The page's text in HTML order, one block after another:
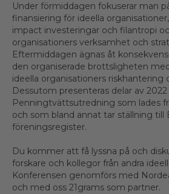
Under förmiddagen fokuserar man
finansiering för ideella
impact investeringar och filantropi
organisationers verksamhet och
Eftermiddagen ägnas åt
den organiserade brottsligheten
ideella organisationers riskhantering
Dessutom presenteras delar av 2022
Penningtvättsutredning som lades
och som bland annat tar ställning till
föreningsregister.
Du kommer att få lyssna på och
forskare och kollegor från andra
Konferensen genomförs med
och med oss 21grams som partner.